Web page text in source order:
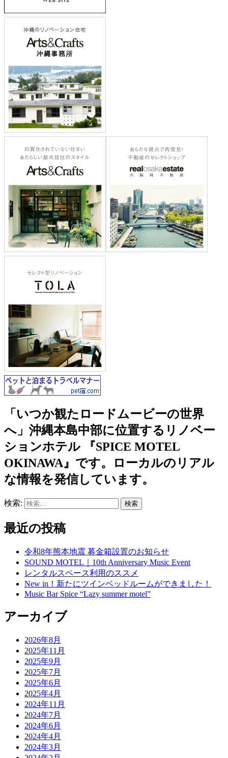
「いつか観たロードムービーの世界
へ」沖縄本島中部に位置するリノベー
ションホテル 『SPICE MOTEL
OKINAWA』です。ローカルのリアル
な情報を発信しています。
検索:
最近の投稿
令和8年熊本地震 募金箱設置のお知らせ
SOUND MOTEL｜10th Anniversary Music Event
レンタルスペース利用のススメ
New in！新たにツインベッドルームができました！
Music Bar Spice “Lazy summer motel”
アーカイブ
2026年8月
2025年11月
2025年9月
2025年7月
2025年6月
2025年4月
2024年11月
2024年7月
2024年6月
2024年4月
2024年3月